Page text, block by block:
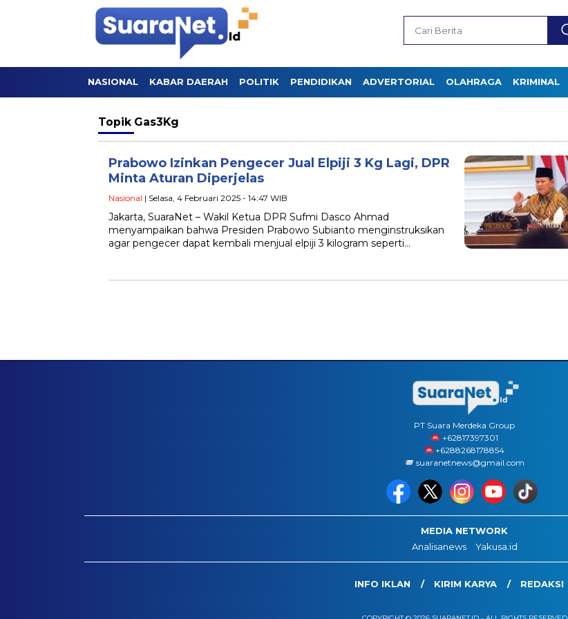
NASIONAL KABAR DAERAH POLITIK PENDIDIKAN ADVERTORIAL OLAHRAGA KRIMINAL
Topik Gas3Kg
Prabowo Izinkan Pengecer Jual Elpiji 3 Kg Lagi, DPR
Minta Aturan Diperjelas
Nasional | Selasa, 4 Februari 2025 - 14:47 WIB
Jakarta, SuaraNet – Wakil Ketua DPR Sufmi Dasco Ahmad
menyampaikan bahwa Presiden Prabowo Subianto menginstruksikan
agar pengecer dapat kembali menjual elpiji 3 kilogram seperti…
PT Suara Merdeka Group
‪+62817397301
+6288268178854
suaranetnews@gmail.com
MEDIA NETWORK
Analisanews
Yakusa.id
INFO IKLAN KIRIM KARYA REDAKSI